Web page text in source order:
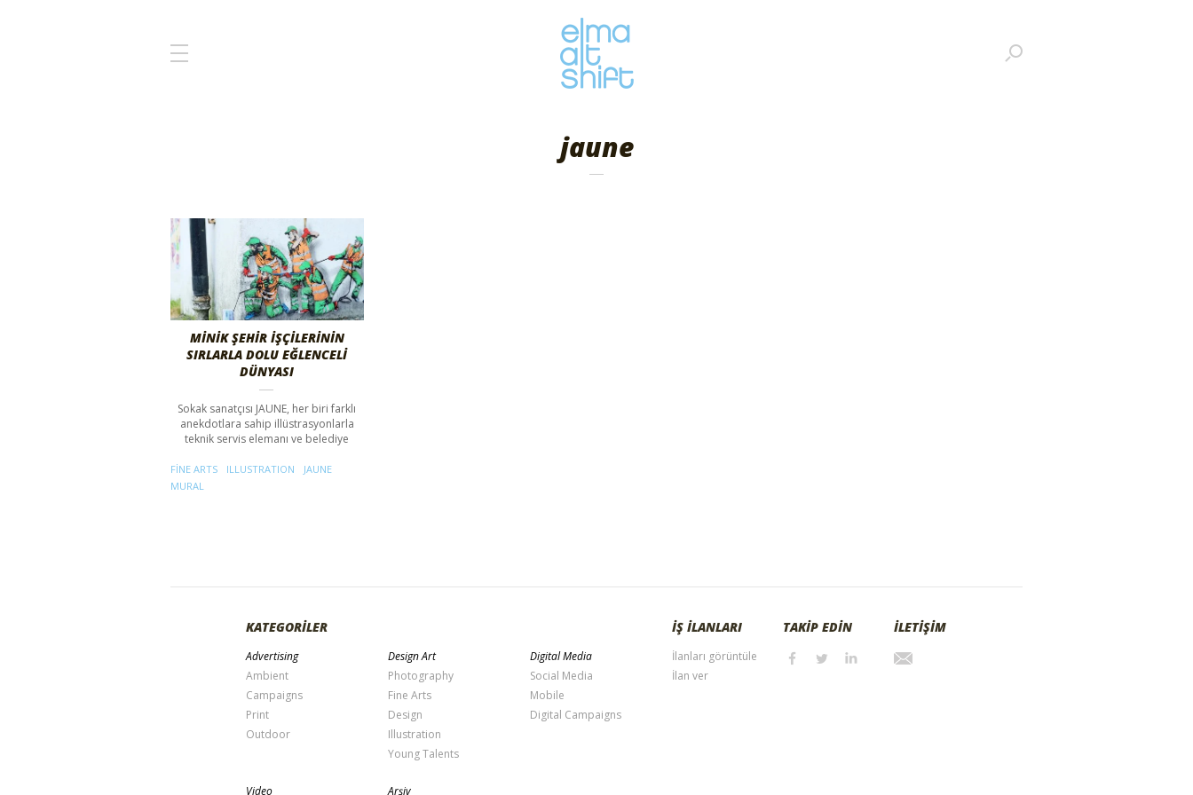
jaune
MİNİK ŞEHİR İŞÇİLERİNİN
SIRLARLA DOLU EĞLENCELİ
DÜNYASI
Sokak sanatçısı JAUNE, her biri farklı
anekdotlara sahip illüstrasyonlarla
teknik servis elemanı ve belediye
FINE ARTS ILLUSTRATION
JAUNE
MURAL
KATEGORİLER
Advertising
Ambient
Campaigns
Print
Outdoor
Design Art
Photography
Fine Arts
Design
Illustration
Young Talents
Digital Media
Social Media
Mobile
Digital Campaigns
Video Arşiv
İŞ İLANLARI
İlanları görüntüle
İlan ver
TAKİP EDİN İLETİŞİM